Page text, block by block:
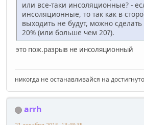
или все-таки инсоляционные? -
инсоляционные, то так как в
выходить не будут, можно
20% (или больше чем 20?).
это пож.разрыв не инсоляционный
никогда не останавливайся на
arrh